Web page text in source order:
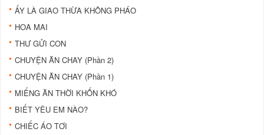
ẤY LÀ GIAO THỪA KHÔNG PHÁO
HOA MAI
THƯ GỬI CON
CHUYỆN ĂN CHAY (Phần 2)
CHUYỆN ĂN CHAY (Phần 1)
MIẾNG ĂN THỜI KHỐN KHÓ
BIẾT YÊU EM NÀO?
CHIẾC ÁO TƠI